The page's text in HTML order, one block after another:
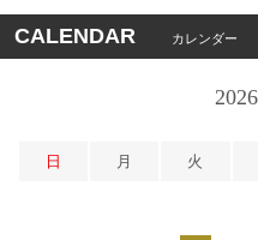
CALENDAR カレンダー
日 月 火